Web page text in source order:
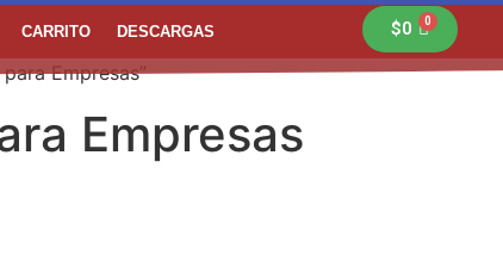
CARRITO DESCARGAS $0
Empresas”
Empresas